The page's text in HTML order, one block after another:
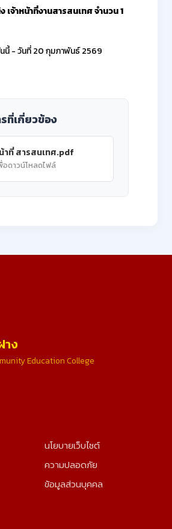
เจ้าหน้าที่งานสารสนเทศ จำนวน 1
นี้ - วันที่ 20 กุมภาพันธ์ 2569
ที่เกี่ยวข้อง
าที่ สารสนเทศ.pdf
อดาวน์โหลดไฟล์
าง
Education College
นโยบายเว็บไซต์
ความปลอดภัย
ข้อมูลส่วนบุคคล